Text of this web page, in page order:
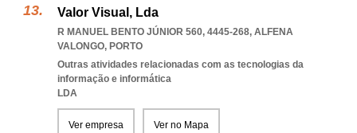
Valor Visual, Lda
R MANUEL BENTO JÚNIOR 560, 4445-268, ALFENA
VALONGO, PORTO
Outras atividades relacionadas com as tecnologias da
informação e informática
LDA
Ver empresa Ver no Mapa